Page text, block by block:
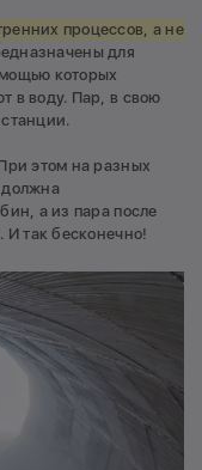
процессов, а не
для
которых
в воду. Пар, в свою
этом на разных
должна
а из пара после
И так бесконечно!